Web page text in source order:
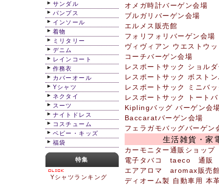
オメガ時計バーゲン会場
ブルガリバーゲン会場
エルメス販売館
フォリフォリバーゲン会場
ヴィヴィアン ウエストウ
コーチバーゲン会場
レスポートサック ショル
レスポートサック ボスト
レスポートサック ミニバ
レスポートサック トート
Kiplingバッグ バーゲン会
Baccaratバーゲン会場
フェラガモバッグバーゲン
生活雑貨・家
カーモニター通販ショップ
電子タバコ taeco 通販
エアアロマ aromax販売
ディオーム製 自動車用 本
サンダル
パンプス
インソール
着物
ミリタリー
デニム
レインコート
作務衣
カバーオール
Yシャツ
ネクタイ
スーツ
ナイトドレス
コスチューム
ベビー・キッズ
福袋
特集
Yシャツランキング